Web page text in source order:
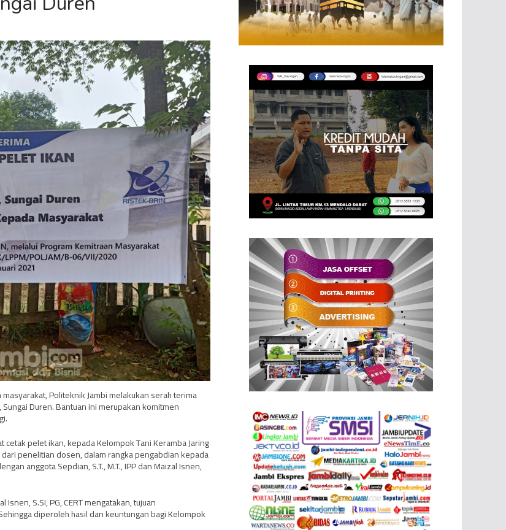
Politeknik Jambi melakukan serah terima
Duren. Bantuan ini merupakan komitmen
pelet ikan, kepada Kelompok Tani Keramba Jaring
penelitian dosen, dalam rangka pengabdian kepada
anggota Sepdian, S.T., M.T., IPP dan Maizal Isnen,
S.SI, PG, CERT mengatakan, tujuan
diperoleh hasil dan keuntungan bagi Kelompok